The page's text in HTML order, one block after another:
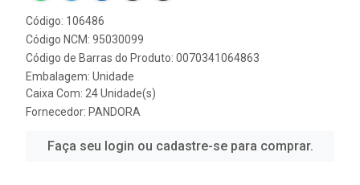
Código: 106486
Código NCM: 95030099
Código de Barras do Produto: 0070341064863
Embalagem: Unidade
Caixa Com: 24 Unidade(s)
Fornecedor: PANDORA
Faça seu login ou cadastre-se para comprar.